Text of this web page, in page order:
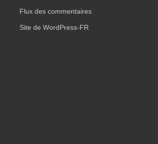
Flux des commentaires
Site de WordPress-FR